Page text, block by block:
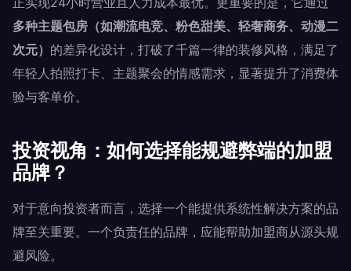
多种主题包房（如潮流电竞、粉色甜美、轻奢商务、动漫二
次元） 的差异化设计，打破了千篇一律的装修风格，满足了
年轻人拍照打卡、主题聚会的情感需求，显著提升了消费体
验与客单价。
投资视角：如何选择能规避弊端的加盟
品牌？
对于意向投资者而言，选择一个能提供系统性解决方案的品
牌至关重要。一个负责任的品牌，应能帮助加盟商从源头规
避风险。